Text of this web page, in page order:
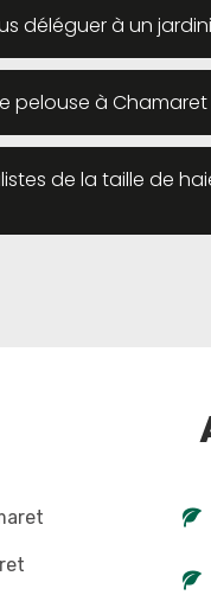
déléguer à un
pelouse à Chamaret
de la taille de